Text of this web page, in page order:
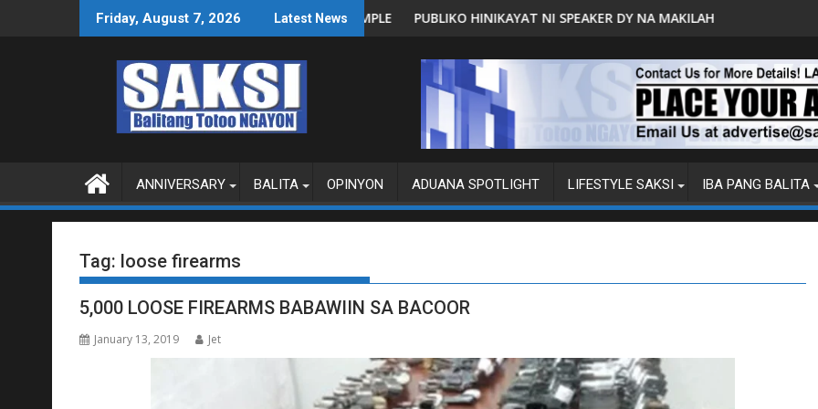
Friday, August 7, 2026 Latest News
SA WPS O MAGBITIW
KONGRESO NA SUSPENDIHIN IMPLEMENTASYON NG RPVARAPUBLIKO HINIKAYAT NI SPEAKER DY NA MAKILAHOK SA PAGBUO NG MGA BATAS
MALACAÑANG PINAAARAL
ANNIVERSARY BALITA OPINYON ADUANA SPOTLIGHT LIFESTYLE SAKSI IBA PANG BALITA
Tag: loose firearms
5,000 LOOSE FIREARMS BABAWIIN SA BACOOR
January 13, 2019 Jet